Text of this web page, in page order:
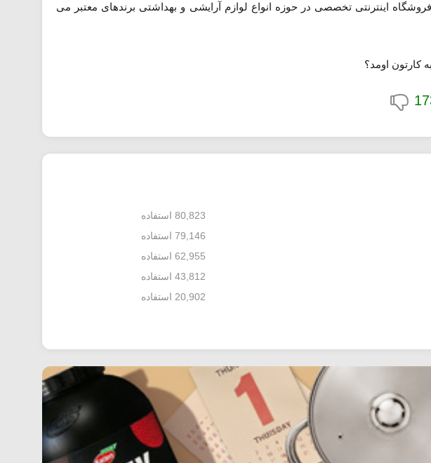
اینترنتی تخصصی در حوزه انواع لوازم آرایشی و بهداشتی برندهای معتبر می
کارتون اومد؟
80,823 استفاده
79,146 استفاده
62,955 استفاده
43,812 استفاده
20,902 استفاده